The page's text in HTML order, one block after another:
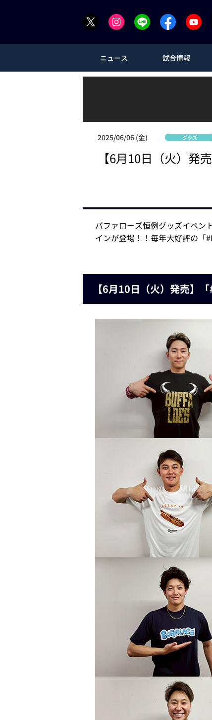
ニュース 試合情報
2025/06/06 (金) グッズ
【6月10日（火）発
バファローズ恒例グッズイベン
インが登場！！毎年大好評の
【6月10日（火）発売】